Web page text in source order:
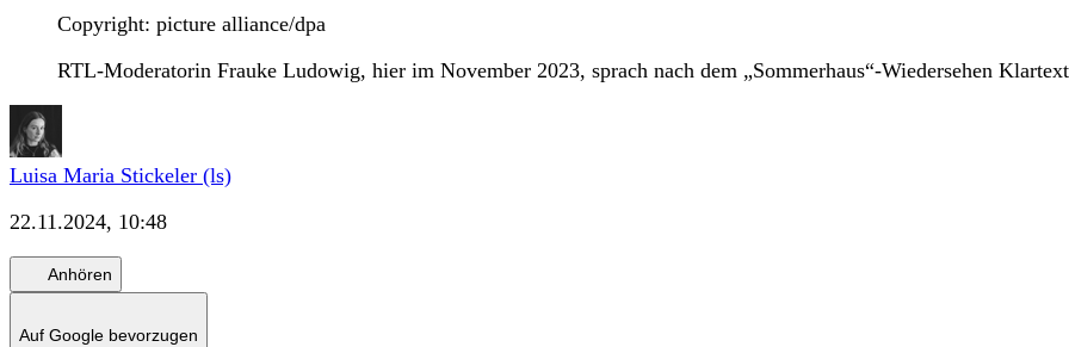
Copyright: picture alliance/dpa
RTL-Moderatorin Frauke Ludowig, hier im November 2023, sprach nach dem „Sommerhaus“-Wiedersehen
Luisa Maria Stickeler (ls)
22.11.2024, 10:48
Anhören
Auf Google bevorzugen